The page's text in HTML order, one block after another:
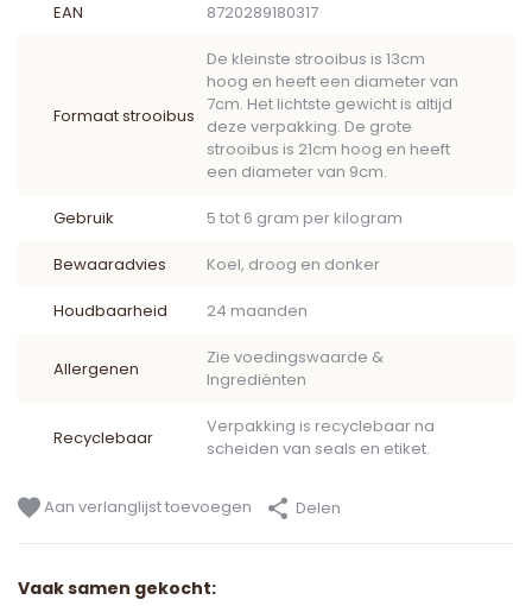
EAN 8720289180317
Formaat strooibus
De kleinste strooibus is 13cm
hoog en heeft een diameter van
7cm. Het lichtste gewicht is altijd
deze verpakking. De grote
strooibus is 21cm hoog en heeft
een diameter van 9cm.
Gebruik 5 tot 6 gram per kilogram
Bewaaradvies Koel, droog en donker
Houdbaarheid 24 maanden
Allergenen
Zie voedingswaarde &
Ingrediënten
Recyclebaar
Verpakking is recyclebaar na
scheiden van seals en etiket.
Aan verlanglijst toevoegen Delen
Vaak samen gekocht: